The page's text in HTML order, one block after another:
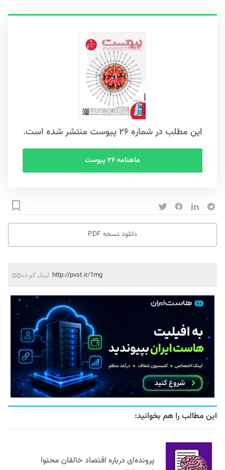
این مطلب در شماره ۲۶ پیوست منتشر شده است.
ماهنامه ۲۶ پیوست
دانلود نسخه PDF
لینک کوتاه http://pvst.ir/1mg
این مطالب را هم بخوانید:
پرونده‌ای درباره اقتصاد خالقان محتوا